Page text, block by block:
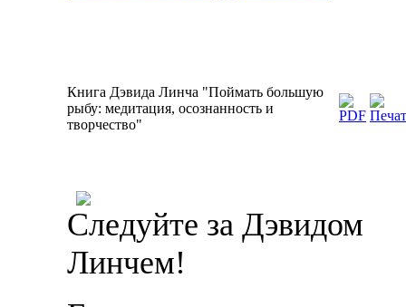
Книга Дэвида Линча "Поймать большую
рыбу: медитация, осознанность и
творчество"
Следуйте за Дэвидом
Линчем!